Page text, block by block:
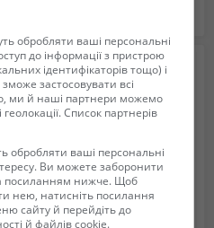
обробляти ваші персональні
до інформації з пристрою
ідентифікаторів тощо) і
застосовувати всі
ми й наші партнери можемо
Список партнерів
обробляти ваші персональні
Ви можете заборонити
посиланням нижче. Щоб
нею, натисніть посилання
сайту й перейдіть до
й файлів cookie.